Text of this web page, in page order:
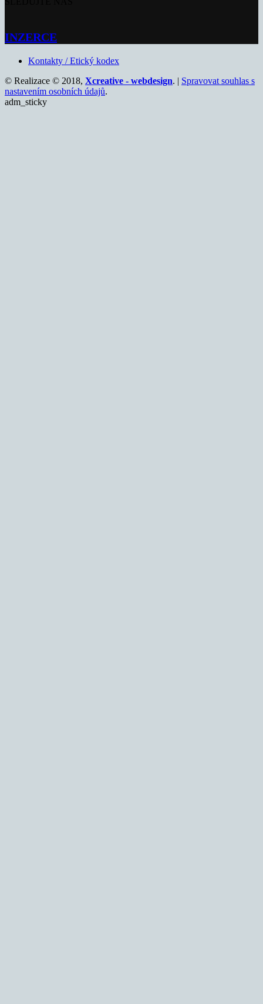
INZERCE
Kontakty / Etický kodex
© Realizace © 2018, Xcreative - webdesign. | Spravovat souhlas s
nastavením osobních údajů.
adm_sticky